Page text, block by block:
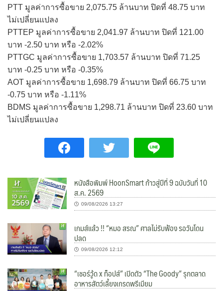
PTT มูลค่าการซื้อขาย 2,075.75 ล้านบาท ปิดที่ 48.75 บาท
ไม่เปลี่ยนแปลง
PTTEP มูลค่าการซื้อขาย 2,041.97 ล้านบาท ปิดที่ 121.00
บาท -2.50 บาท หรือ -2.02%
PTTGC มูลค่าการซื้อขาย 1,703.57 ล้านบาท ปิดที่ 71.25
บาท -0.25 บาท หรือ -0.35%
AOT มูลค่าการซื้อขาย 1,698.79 ล้านบาท ปิดที่ 66.75 บาท
-0.75 บาท หรือ -1.11%
BDMS มูลค่าการซื้อขาย 1,298.71 ล้านบาท ปิดที่ 23.60 บาท
ไม่เปลี่ยนแปลง
หนังสือพิมพ์ HoonSmart ก้าวสู่ปีที่ 9 ฉบับวันที่ 10
ส.ค. 2569
09/08/2026 13:27
เกมส์แล้ว !! “หมอ สรณ” ศาลไม่รับฟ้อง รอวันโดน
ปลด
09/08/2026 12:12
“เชอร์วู้ด x ท็อปส์” เปิดตัว “The Goody” รุกตลาด
อาหารสัตว์เลี้ยงเกรดพรีเมียม